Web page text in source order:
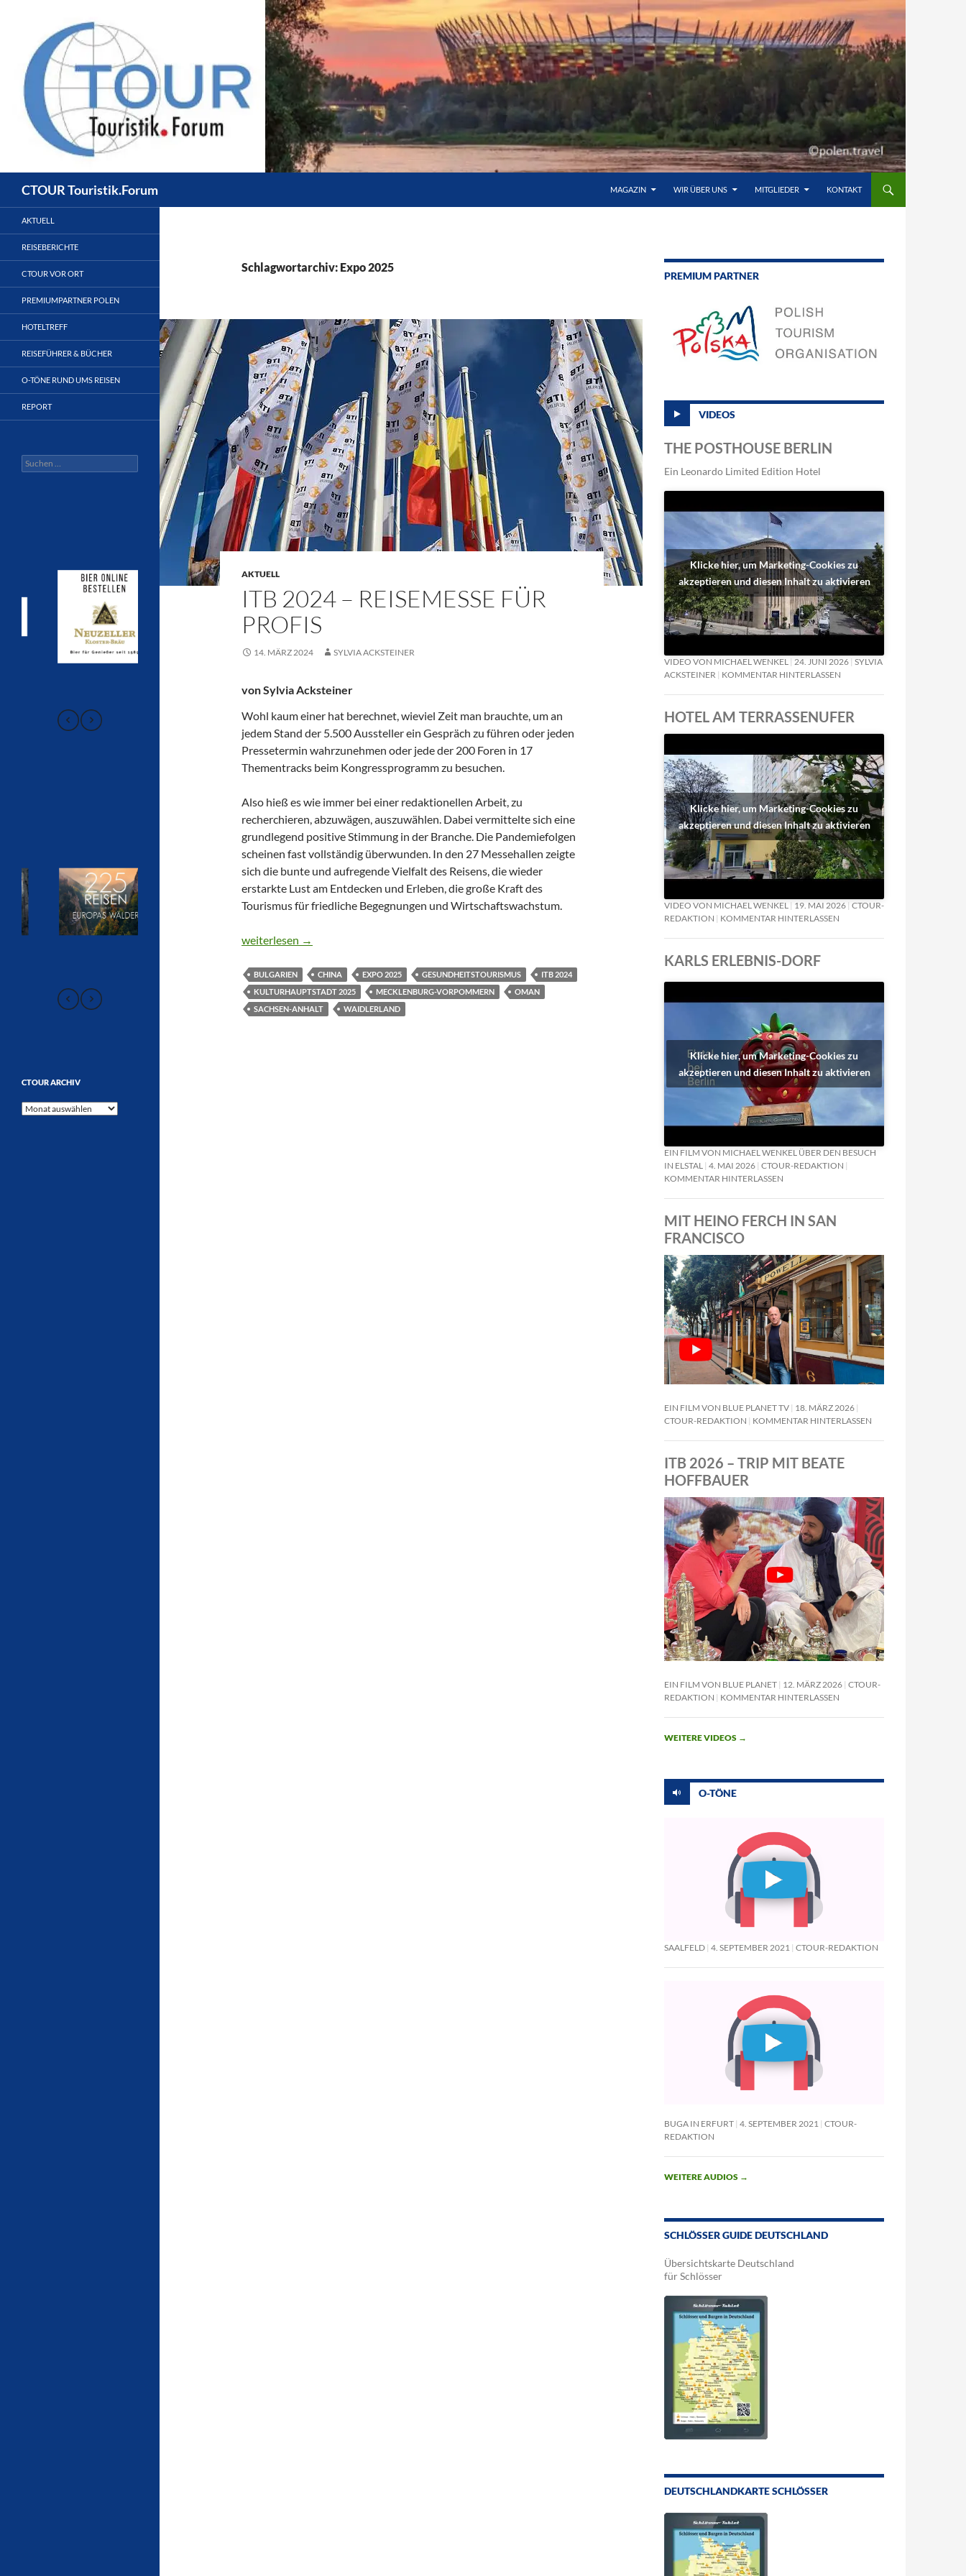
springen
CTOUR Touristik.Forum MAGAZIN WIR ÜBER UNS MITGLIEDER KONTAKT
Schlagwortarchiv: Expo 2025
AKTUELL
ITB 2024 – REISEMESSE FÜR
PROFIS
14. MÄRZ 2024 SYLVIA ACKSTEINER
von Sylvia Acksteiner
Wohl kaum einer hat berechnet, wieviel Zeit man brauchte, um an
jedem Stand der 5.500 Aussteller ein Gespräch zu führen oder jeden
Pressetermin wahrzunehmen oder jede der 200 Foren in 17
Thementracks beim Kongressprogramm zu besuchen.
Also hieß es wie immer bei einer redaktionellen Arbeit, zu
recherchieren, abzuwägen, auszuwählen. Dabei vermittelte sich eine
grundlegend positive Stimmung in der Branche. Die Pandemiefolgen
scheinen fast vollständig überwunden. In den 27 Messehallen zeigte
sich die bunte und aufregende Vielfalt des Reisens, die wieder
erstarkte Lust am Entdecken und Erleben, die große Kraft des
Tourismus für friedliche Begegnungen und Wirtschaftswachstum.
ITB 2024 – REISEMESSE FÜR PROFIS
weiterlesen →
BULGARIEN CHINA EXPO 2025 GESUNDHEITSTOURISMUS
ITB 2024
KULTURHAUPTSTADT 2025
MECKLENBURG-VORPOMMERN
OMAN
SACHSEN-ANHALT
WAIDLERLAND
PREMIUM PARTNER
VIDEOS
THE POSTHOUSE BERLIN
Ein Leonardo Limited Edition Hotel
Klicke hier, um Marketing-Cookies zu
akzeptieren und diesen Inhalt zu aktivieren
VIDEO VON MICHAEL WENKEL 24. JUNI 2026 SYLVIA
ACKSTEINER
KOMMENTAR HINTERLASSEN
HOTEL AM TERRASSENUFER
Klicke hier, um Marketing-Cookies zu
akzeptieren und diesen Inhalt zu aktivieren
VIDEO VON MICHAEL WENKEL 19. MAI 2026 CTOUR-
REDAKTION
KOMMENTAR HINTERLASSEN
KARLS ERLEBNIS-DORF
Klicke hier, um Marketing-Cookies zu
akzeptieren und diesen Inhalt zu aktivieren
EIN FILM VON MICHAEL WENKEL ÜBER DEN BESUCH
IN ELSTAL 4. MAI 2026 CTOUR-REDAKTION
KOMMENTAR HINTERLASSEN
MIT HEINO FERCH IN SAN
FRANCISCO
EIN FILM VON BLUE PLANET TV 18. MÄRZ 2026
CTOUR-REDAKTION
KOMMENTAR HINTERLASSEN
ITB 2026 – TRIP MIT BEATE
HOFFBAUER
EIN FILM VON BLUE PLANET 12. MÄRZ 2026 CTOUR-
REDAKTION
KOMMENTAR HINTERLASSEN
WEITERE VIDEOS →
O-TÖNE
SAALFELD 4. SEPTEMBER 2021 CTOUR-REDAKTION
BUGA IN ERFURT 4. SEPTEMBER 2021
CTOUR-
REDAKTION
WEITERE AUDIOS →
SCHLÖSSER GUIDE DEUTSCHLAND
Übersichtskarte Deutschland
für Schlösser
DEUTSCHLANDKARTE SCHLÖSSER
AKTUELL
REISEBERICHTE
CTOUR VOR ORT
PREMIUMPARTNER POLEN
HOTELTREFF
REISEFÜHRER & BÜCHER
O-TÖNE RUND UMS REISEN
REPORT
Suchen
nach:
CTOUR ARCHIV
CTOUR